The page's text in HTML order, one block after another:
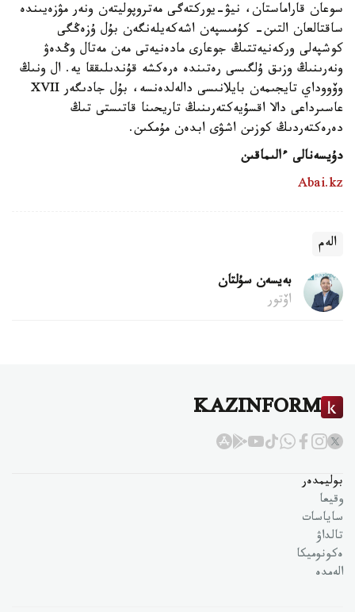
سوعان قاراماستان، نيۋ-يوركتەگى مەتروپوليتەن ونەر مۋزەيىندە
ساقتالعان التىن- كۇمىسپەن اشەكەيلەنگەن بۇل ۇزەڭگى
كوشپەلى وركەنيەتتىڭ جوعارى مادەنيەتى مەن مەتال وڭدەۋ
ونەرىنىڭ وزىق ۇلگىسى رەتىندە ەرەكشە قۇندىلىققا يە. ال ونىڭ
وۆووداي تايجىمەن بايلانىسى دالەلدەنسە، بۇل جادىگەر XVII
عاسىرداعى دالا اقسۇيەكتەرىنىڭ تاريحىنا قاتىستى تىڭ
دەرەكتەردىڭ كوزىن اشۋى ابدەن مۇمكىن.
دۇيسەنالى ءالىماقىن
Abai.kz
الەم
بەيسەن سۇلتان
اۆتور
KAZINFORM
بوليمدەر
وقيعا
ساياسات
تالداۋ
ەكونوميكا
الەمدە